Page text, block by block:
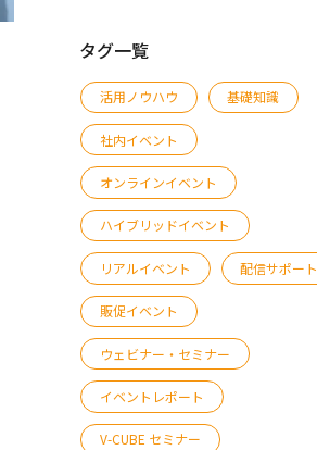
タグ一覧
活用ノウハウ 基礎知識
社内イベント
オンラインイベント
ハイブリッドイベント
リアルイベント 配信サポート
販促イベント
ウェビナー・セミナー
イベントレポート
V-CUBE セミナー